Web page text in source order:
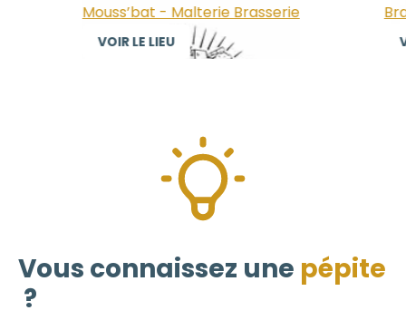
Mouss’bat - Malterie Brasserie
VOIR LE LIEU
Vous connaissez une pépite
?